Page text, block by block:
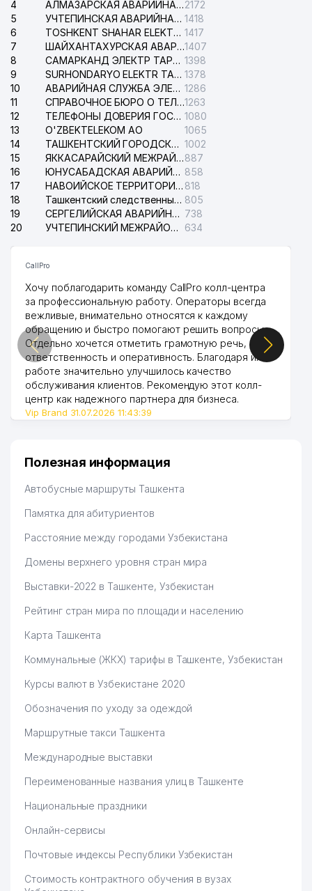
4 АЛМАЗАРСКАЯ АВАРИЙНАЯ СЛУЖБА ЭЛЕКТРОСЕТИ2172
5
УЧТЕПИНСКАЯ АВАРИЙНАЯ СЛУЖБА ЭЛЕКТРОСЕТИ 1418
6
TOSHKENT SHAHAR ELEKTR TARMOQLARI KORXONASI АО 1417
7
ШАЙХАНТАХУРСКАЯ АВАРИЙНАЯ СЛУЖБА ЭЛЕКТРОСЕТИ1407
8
САМАРКАНД ЭЛЕКТР ТАРМОКЛАРИ АО 1398
9
SURHONDARYO ELEKTR TARMOKLARI АО 1378
10
АВАРИЙНАЯ СЛУЖБА ЭЛЕКТРОСЕТИ ТАШКЕНТСКОГО РАЙОНА 1286
11
СПРАВОЧНОЕ БЮРО О ТЕЛЕФОНАХ ОРГАНИЗАЦИЙ г. ТАШКЕНТА1263
12
ТЕЛЕФОНЫ ДОВЕРИЯ ГОСУДАРСТВЕННОГО ЦЕНТРА ТЕСТИРОВАНИЯ 1080
13
O'ZBEKTELEKOM АО
1065
14
ТАШКЕНТСКИЙ ГОРОДСКОЙ СУД ПО ГРАЖДАНСКИМ ДЕЛАМ 1002
15
ЯККАСАРАЙСКИЙ МЕЖРАЙОННЫЙ СУД ПО ГРАЖДАНСКИМ ДЕЛАМ887
16
ЮНУСАБАДСКАЯ АВАРИЙНАЯ СЛУЖБА ЭЛЕКТРОСЕТИ 858
17
НАВОИЙСКОЕ ТЕРРИТОРИАЛЬНОЕ ПРЕДПРИЯТИЕ ЭЛЕКТРОСЕТИ АО 818
18
Ташкентский следственный изолятор 805
19
СЕРГЕЛИЙСКАЯ АВАРИЙНАЯ СЛУЖБА ЭЛЕКТРОСЕТИ 738
20
УЧТЕПИНСКИЙ МЕЖРАЙОННЫЙ СУД ПО ГРАЖДАНСКИМ ДЕЛАМ 634
CallPro
Хочу поблагодарить команду CallPro колл-центра
за профессиональную работу. Операторы всегда
вежливые, внимательно относятся к каждому
обращению и быстро помогают решить вопросы.
Отдельно хочется отметить грамотную речь,
ответственность и оперативность. Благодаря их
работе значительно улучшилось качество
обслуживания клиентов. Рекомендую этот колл-
центр как надежного партнера для бизнеса.
Vip Brand 31.07.2026 11:43:39
Полезная информация
Автобусные маршруты Ташкента
Памятка для абитуриентов
Расстояние между городами Узбекистана
Домены верхнего уровня стран мира
Выставки-2022 в Ташкенте, Узбекистан
Рейтинг стран мира по площади и населению
Карта Ташкента
Коммунальные (ЖКХ) тарифы в Ташкенте, Узбекистан
Курсы валют в Узбекистане 2020
Обозначения по уходу за одеждой
Маршрутные такси Ташкента
Международные выставки
Переименованные названия улиц в Ташкенте
Национальные праздники
Онлайн-сервисы
Почтовые индексы Республики Узбекистан
Стоимость контрактного обучения в вузах